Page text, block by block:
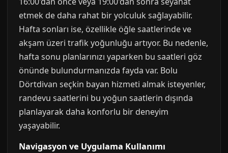
etmek de daha rahat bir yolculuk sağlayabilir.
Hafta sonları ise, özellikle öğle saatlerinde ve
akşam üzeri trafik yoğunluğu artıyor. Bu nedenle,
hafta sonu planlarınızı yaparken bu saatleri göz
önünde bulundurmanızda fayda var. Bolu
Dörtdivan seçkin bayan hizmeti almak isteyenler,
randevu saatlerini bu yoğun saatlerin dışında
planlayarak daha konforlu bir deneyim
yaşayabilir.
Navigasyon ve Uygulama Kullanımı